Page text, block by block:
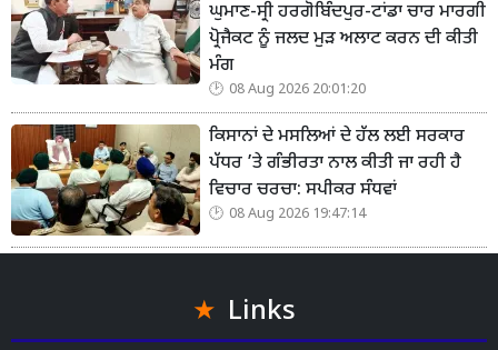
ਘੁਮਾਣ-ਸ੍ਰੀ ਹਰਗੋਬਿੰਦਪੁਰ-ਟਾਂਡਾ ਚਾਰ ਮਾਰਗੀ
ਪ੍ਰੋਜੈਕਟ ਨੂੰ ਜਲਦ ਮੁੜ ਅਲਾਟ ਕਰਨ ਦੀ ਕੀਤੀ
ਮੰਗ
08 Aug 2026 20:01:20
ਕਿਸਾਨਾਂ ਦੇ ਮਸਲਿਆਂ ਦੇ ਹੱਲ ਲਈ ਸਰਕਾਰ
ਪੱਧਰ ’ਤੇ ਗੰਭੀਰਤਾ ਨਾਲ ਕੀਤੀ ਜਾ ਰਹੀ ਹੈ
ਵਿਚਾਰ ਚਰਚਾ: ਸਪੀਕਰ ਸੰਧਵਾਂ
08 Aug 2026 19:47:14
Links